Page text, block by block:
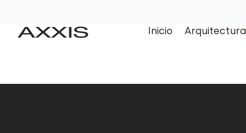
Inicio Arquitectura